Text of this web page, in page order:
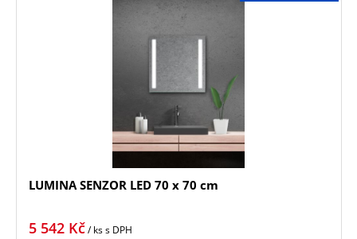
LUMINA SENZOR LED 70 x 70 cm
5 542 Kč/ kss DPH